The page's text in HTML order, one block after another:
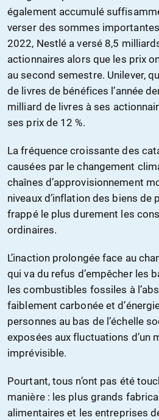
également accumulé
verser des sommes
2022, Nestlé a versé 8,5
actionnaires alors que les prix
au second semestre. Unilever,
de livres de bénéfices l’année
milliard de livres à ses
ses prix de 12 %.
La fréquence croissante des
causées par le changement
chaînes d’approvisionnement
niveaux d’inflation des biens de
frappé le plus durement les
ordinaires.
L’inaction prolongée face au
qui va du refus d’empêcher les
les combustibles fossiles à
faiblement carbonée et
personnes au bas de l’échelle
exposées aux fluctuations d’un
imprévisible.
Pourtant, tous n’ont pas été
manière : les plus grands
alimentaires et les entreprises